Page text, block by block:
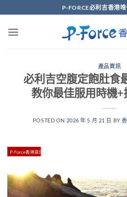
to
content
P-FORCE必利吉香港
產品資訊
必利吉空腹定飽肚食
教你最佳服用時機
POSTED ON 2026 年 5 月 21 日 BY